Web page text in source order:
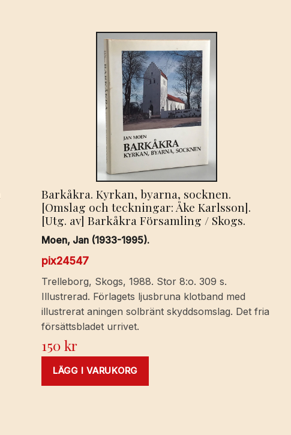
Barkåkra. Kyrkan, byarna, socknen.
[Omslag och teckningar: Åke Karlsson].
[Utg. av] Barkåkra Församling / Skogs.
Moen, Jan (1933-1995).
pix24547
Trelleborg, Skogs, 1988. Stor 8:o. 309 s.
Illustrerad. Förlagets ljusbruna klotband med
illustrerat aningen solbränt skyddsomslag. Det fria
försättsbladet urrivet.
150kr
LÄGG I VARUKORG